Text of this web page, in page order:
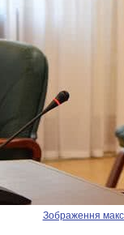
Зображення